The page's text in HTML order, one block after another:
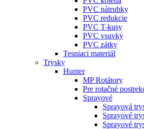
PVC nátrubky
PVC redukcie
PVC T-kusy
PVC vsuvky
PVC zátky
Tesniaci materiál
Trysky
Hunter
MP Rotátory
Pre rotačné
Sprayové
Sprayová
Sprayové
Sprayové